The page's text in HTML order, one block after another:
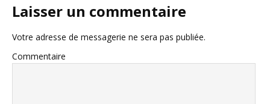
Laisser un commentaire
Votre adresse de messagerie ne sera pas publiée.
Commentaire